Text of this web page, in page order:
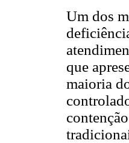
Um dos
que
maioria